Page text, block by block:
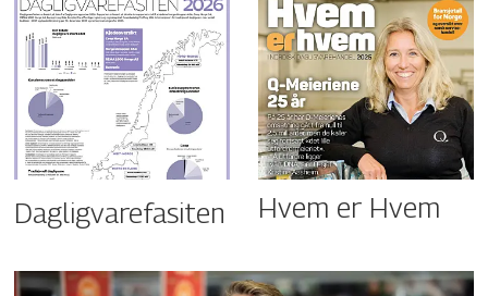
Dagligvarefasiten Hvem er Hvem